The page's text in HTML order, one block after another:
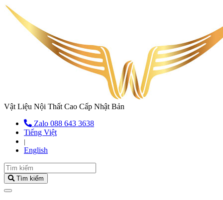
Vật Liệu Nội Thất Cao Cấp Nhật Bản
Zalo 088 643 3638
Tiếng Việt
|
English
Tìm kiếm